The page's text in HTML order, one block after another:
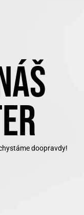
doopravdy!